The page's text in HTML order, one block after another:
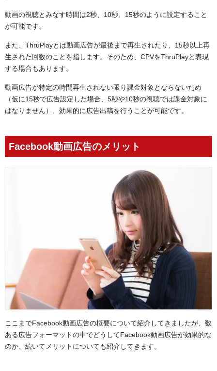
動画の視聴とみなす時間は2秒、10秒、15秒のように設定すること
が可能です。
また、ThruPlayとは動画広告が最後まで再生されたり、15秒以上再
生された回数のことを指します。そのため、CPVをThruPlayと表現
する場合もあります。
動画広告が特定の時間再生されない限り課金対象とならないため
（仮に15秒で広告設定した場合、5秒や10秒の視聴では課金対象に
はなりません）、効果的に広告出稿を行うことが可能です。
Facebook動画広告のメリット
ここまでFacebook動画広告の概要について紹介してきましたが、数
ある広告フォーマットの中でどうしてFacebook動画広告が効果的な
のか、続いてメリットについても紹介してきます。